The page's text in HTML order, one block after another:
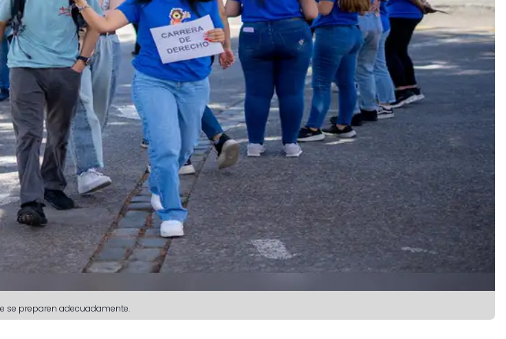
se preparen adecuadamente.